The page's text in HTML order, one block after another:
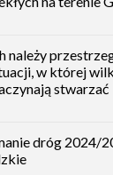
należy
w której
stwarzać
dróg 2024/